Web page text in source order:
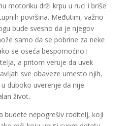
motoriku drži krpu u ruci i briše
površina. Međutim, važno
bude svesno da je njegov
samo da se pobrine za neke
se oseća bespomoćno i
a pritom veruje da uvek
sve obaveze umesto njih,
duboko uverenje da nije
život.
budete nepogrešiv roditelj, koji